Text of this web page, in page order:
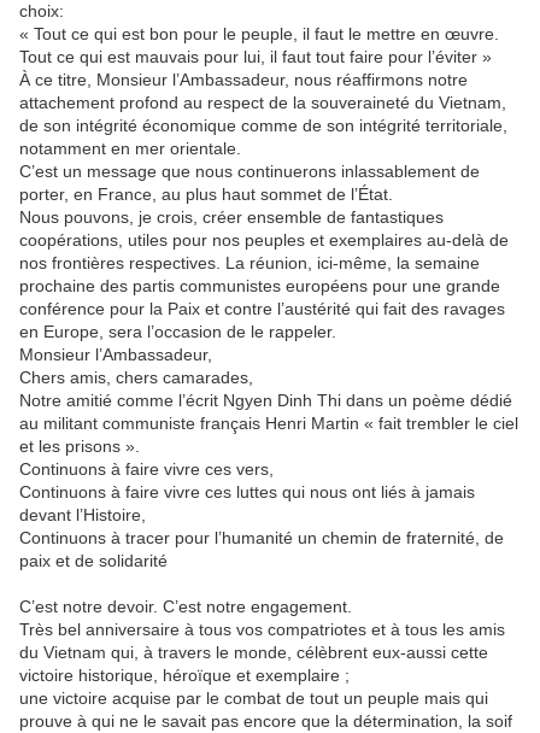
choix:
« Tout ce qui est bon pour le peuple, il faut le mettre en œuvre.
Tout ce qui est mauvais pour lui, il faut tout faire pour l’éviter »
À ce titre, Monsieur l’Ambassadeur, nous réaffirmons notre
attachement profond au respect de la souveraineté du Vietnam,
de son intégrité économique comme de son intégrité territoriale,
notamment en mer orientale.
C’est un message que nous continuerons inlassablement de
porter, en France, au plus haut sommet de l’État.
Nous pouvons, je crois, créer ensemble de fantastiques
coopérations, utiles pour nos peuples et exemplaires au-delà de
nos frontières respectives. La réunion, ici-même, la semaine
prochaine des partis communistes européens pour une grande
conférence pour la Paix et contre l’austérité qui fait des ravages
en Europe, sera l’occasion de le rappeler.
Monsieur l’Ambassadeur,
Chers amis, chers camarades,
Notre amitié comme l’écrit Ngyen Dinh Thi dans un poème dédié
au militant communiste français Henri Martin « fait trembler le ciel
et les prisons ».
Continuons à faire vivre ces vers,
Continuons à faire vivre ces luttes qui nous ont liés à jamais
devant l’Histoire,
Continuons à tracer pour l’humanité un chemin de fraternité, de
paix et de solidarité
C’est notre devoir. C’est notre engagement.
Très bel anniversaire à tous vos compatriotes et à tous les amis
du Vietnam qui, à travers le monde, célèbrent eux-aussi cette
victoire historique, héroïque et exemplaire ;
une victoire acquise par le combat de tout un peuple mais qui
prouve à qui ne le savait pas encore que la détermination, la soif